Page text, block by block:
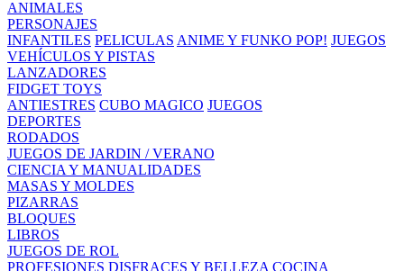
ANIMALES
PERSONAJES
INFANTILES PELICULAS ANIME Y FUNKO POP! JUEGOS
VEHÍCULOS Y PISTAS
LANZADORES
FIDGET TOYS
ANTIESTRES CUBO MAGICO JUEGOS
DEPORTES
RODADOS
JUEGOS DE JARDIN / VERANO
CIENCIA Y MANUALIDADES
MASAS Y MOLDES
PIZARRAS
BLOQUES
LIBROS
JUEGOS DE ROL
PROFESIONES DISFRACES Y BELLEZA COCINA